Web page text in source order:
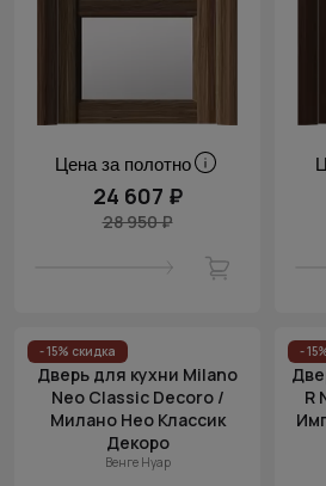
Цена за полотно
24 607 ₽
28 950 ₽
- 15% скидка
Дверь для кухни Milano
Neo Classic Decoro /
Милано Нео Классик
Декоро
Венге Нуар
-
R